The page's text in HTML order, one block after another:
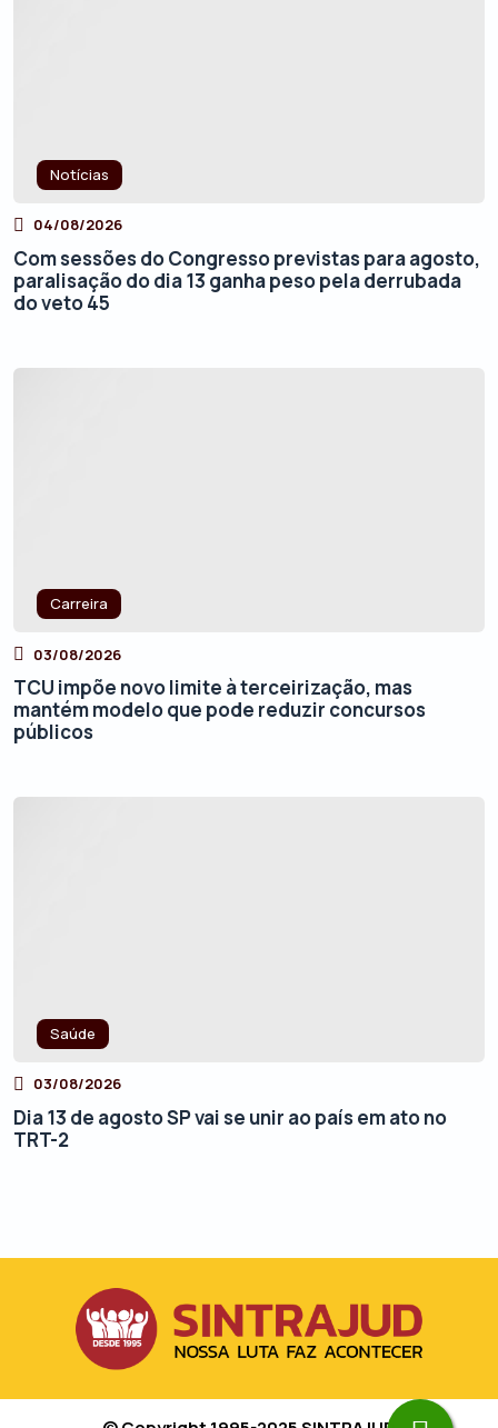
Notícias
04/08/2026
Com sessões do Congresso previstas para agosto,
paralisação do dia 13 ganha peso pela derrubada
do veto 45
Carreira
03/08/2026
TCU impõe novo limite à terceirização, mas
mantém modelo que pode reduzir concursos
públicos
Saúde
03/08/2026
Dia 13 de agosto SP vai se unir ao país em ato no
TRT-2